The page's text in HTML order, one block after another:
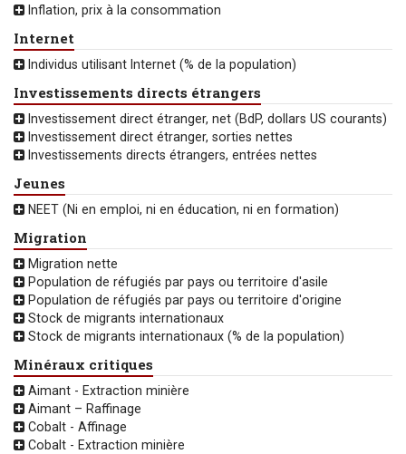
Inflation, prix à la consommation
Internet
Individus utilisant Internet (% de la population)
Investissements directs étrangers
Investissement direct étranger, net (BdP, dollars US courants)
Investissement direct étranger, sorties nettes
Investissements directs étrangers, entrées nettes
Jeunes
NEET (Ni en emploi, ni en éducation, ni en formation)
Migration
Migration nette
Population de réfugiés par pays ou territoire d'asile
Population de réfugiés par pays ou territoire d'origine
Stock de migrants internationaux
Stock de migrants internationaux (% de la population)
Minéraux critiques
Aimant - Extraction minière
Aimant – Raffinage
Cobalt - Affinage
Cobalt - Extraction minière